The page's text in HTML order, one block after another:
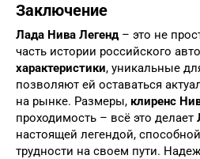
Заключение
Лада Нива Легенд– это не
часть истории российского
характеристики, уникальные
позволяют ей оставаться
на рынке. Размеры, клиренс
проходимость – всё это делает
настоящей легендой,
трудности на своем пути.